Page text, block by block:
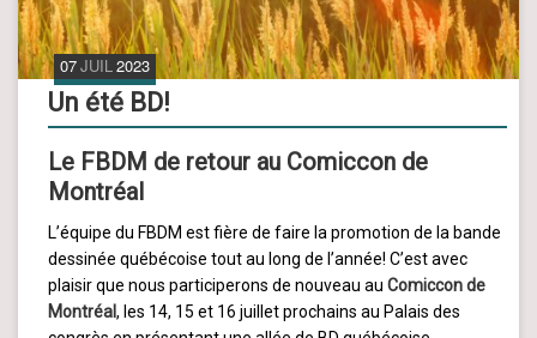
07JUIL2023
Un été BD!
Le FBDM de retour au Comiccon de
Montréal
L’équipe du FBDM est fière de faire la promotion de la bande
dessinée québécoise tout au long de l’année! C’est avec
plaisir que nous participerons de nouveau au Comiccon de
Montréal, les 14, 15 et 16 juillet prochains au Palais des